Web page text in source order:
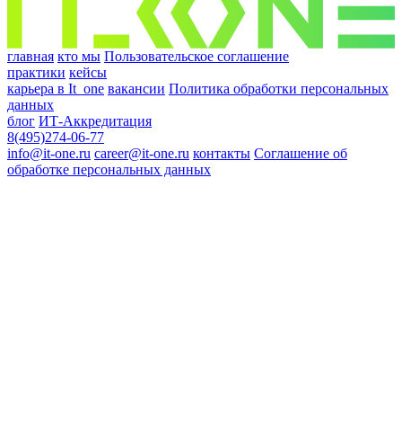
главная кто мы Пользовательское соглашение
практики кейсы
карьера в It_one вакансии Политика обработки персональных
данных
блог ИТ-Аккредитация
8(495)274-06-77
info@it-one.ru career@it-one.ru контакты Соглашение об
обработке персональных данных